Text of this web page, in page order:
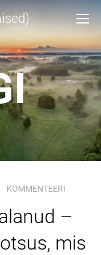
KOMMENTEERI
–
mis